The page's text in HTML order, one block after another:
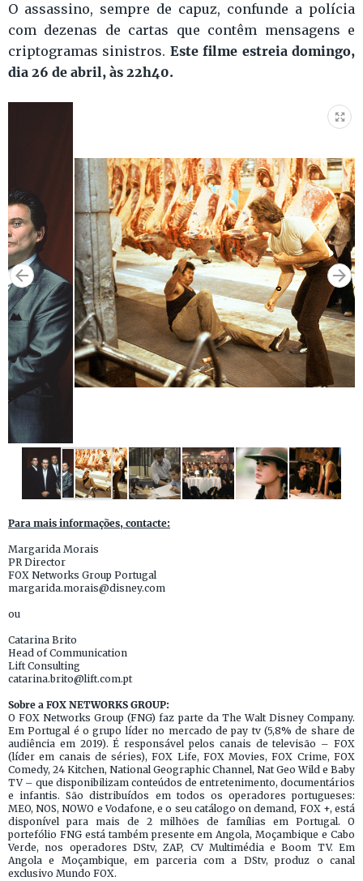
O assassino, sempre de capuz, confunde a polícia
com dezenas de cartas que contêm mensagens e
criptogramas sinistros. Este filme estreia domingo,
dia 26 de abril, às 22h40.
Para mais informações, contacte:
Margarida Morais
PR Director
FOX Networks Group Portugal
margarida.morais@disney.com
ou
Catarina Brito
Head of Communication
Lift Consulting
catarina.brito@lift.com.pt
Sobre a FOX NETWORKS GROUP:
O FOX Networks Group (FNG) faz parte da The Walt Disney Company.
Em Portugal é o grupo líder no mercado de pay tv (5,8% de share de
audiência em 2019). É responsável pelos canais de televisão – FOX
(líder em canais de séries), FOX Life, FOX Movies, FOX Crime, FOX
Comedy, 24 Kitchen, National Geographic Channel, Nat Geo Wild e Baby
TV – que disponibilizam conteúdos de entretenimento, documentários
e infantis. São distribuídos em todos os operadores portugueses:
MEO, NOS, NOWO e Vodafone, e o seu catálogo on demand, FOX +, está
disponível para mais de 2 milhões de famílias em Portugal. O
portefólio FNG está também presente em Angola, Moçambique e Cabo
Verde, nos operadores DStv, ZAP, CV Multimédia e Boom TV. Em
Angola e Moçambique, em parceria com a DStv, produz o canal
exclusivo Mundo FOX.